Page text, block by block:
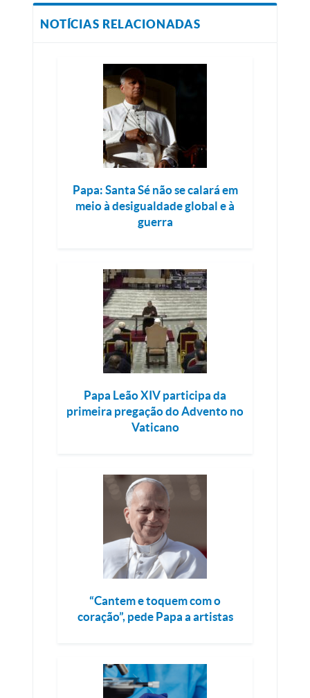
NOTÍCIAS RELACIONADAS
Papa: Santa Sé não se calará em
meio à desigualdade global e à
guerra
Papa Leão XIV participa da
primeira pregação do Advento no
Vaticano
“Cantem e toquem com o
coração”, pede Papa a artistas